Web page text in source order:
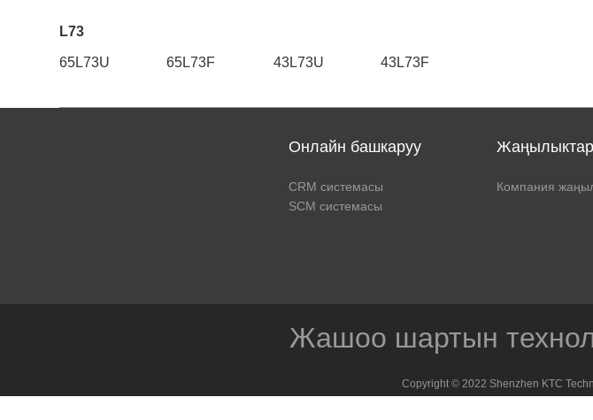
L73
65L73U 65L73F 43L73U 43L73F
Онлайн башкаруу
CRM системасы
SCM системасы
Компания
Жашоо шартын
Copyright © 2022 Shenzhen KTC